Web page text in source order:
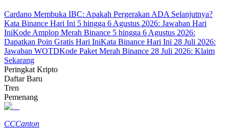
Strategi perdagangan
Pelajari cara untuk tetap menghasilkan keuntungan
Cardano Membuka IBC: Apakah Pergerakan ADA Selanjutnya?
Kata Binance Hari Ini 5 hingga 6 Agustus 2026: Jawaban Hari
IniKode Amplop Merah Binance 5 hingga 6 Agustus 2026:
Dapatkan Poin Gratis Hari IniKata Binance Hari Ini 28 Juli 2026:
Jawaban WOTDKode Paket Merah Binance 28 Juli 2026: Klaim
Sekarang
Peringkat Kripto
Daftar Baru
Tren
Pemenang
CCCanton